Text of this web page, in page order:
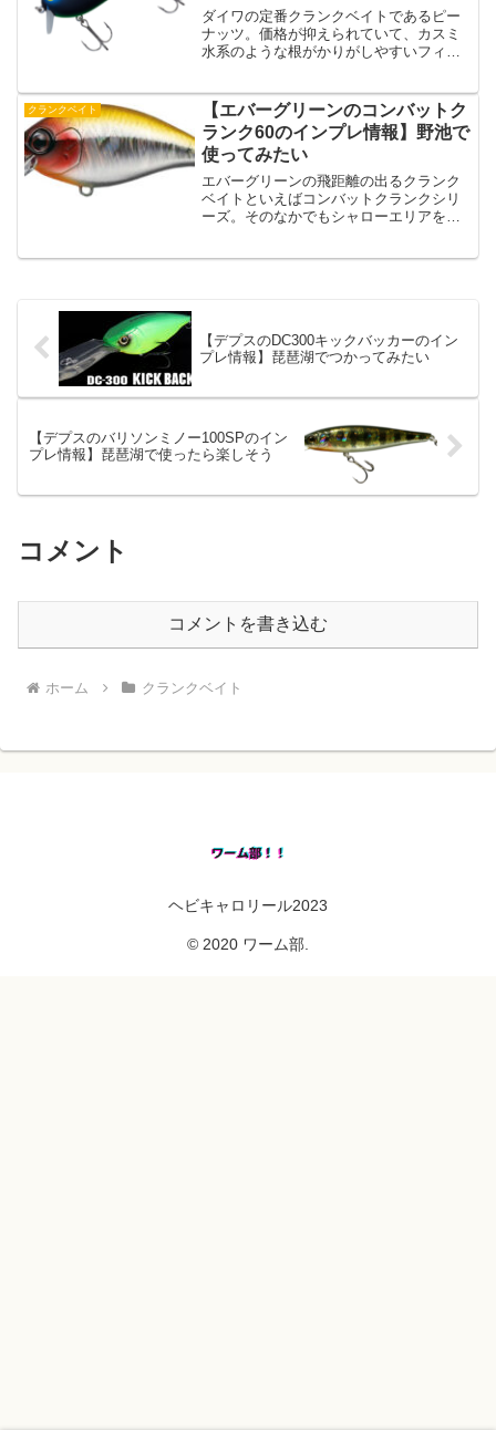
ダイワの定番クランクベイトであるピー
ナッツ。価格が抑えられていて、カスミ
水系のような根がかりがしやすいフィー
人もいるのではないでしょうか？そんな
ピーナッツシリーズにはサ...
クランクベイト
【エバーグリーンのコンバットク
ランク60のインプレ情報】野池で
使ってみたい
エバーグリーンの飛距離の出るクランク
ベイトといえばコンバットクランクシリ
ーズ。そのなかでもシャローエリアを探
【デプスのDC300キックバッカーのイン
プレ情報】琵琶湖でつかってみたい
【デプスのバリソンミノー100SPのイン
プレ情報】琵琶湖で使ったら楽しそう
コメント
コメントを書き込む
ホーム クランクベイト
ヘビキャロリール2023
© 2020 ワーム部.